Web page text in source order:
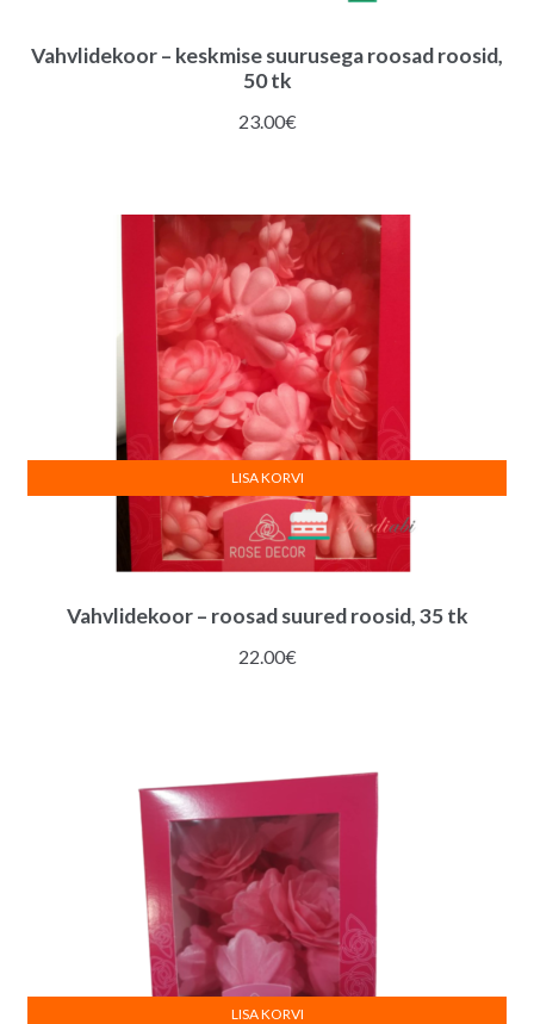
Vahvlidekoor – keskmise suurusega roosad roosid,
50 tk
23.00€
Vahvlidekoor – roosad suured roosid, 35 tk
22.00€
LISA KORVI
LISA KORVI